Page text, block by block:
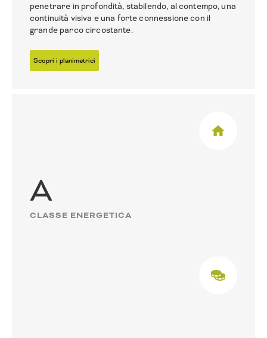
penetrare in profondità, stabilendo, al contempo, una
continuità visiva e una forte connessione con il
grande parco circostante.
Scopri i planimetrici
CLASSE ENERGETICA
A